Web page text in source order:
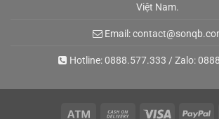
Việt Nam.
Email:
Hotline:0888.577.333 / Zalo:
Atm Cash Visa